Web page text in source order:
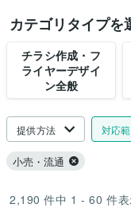
カテゴリタイプを
チラシ作成・フ
ライヤーデザイ
ン全般
提供方法 対応
小売・流通
2,190 件中 1 - 60 件